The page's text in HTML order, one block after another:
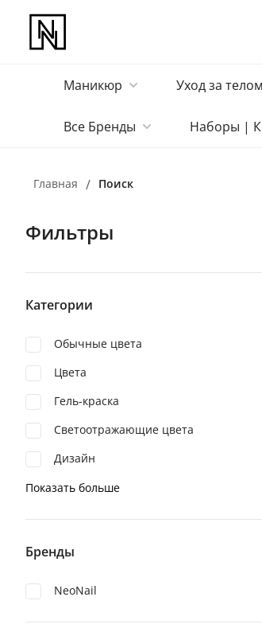
Маникюр Уход за телом
Все Бренды Наборы |
Главная / Поиск
Фильтры
Категории
Обычные цвета
Цвета
Гель-краска
Светоотражающие цвета
Дизайн
Показать больше
Бренды
NeoNail